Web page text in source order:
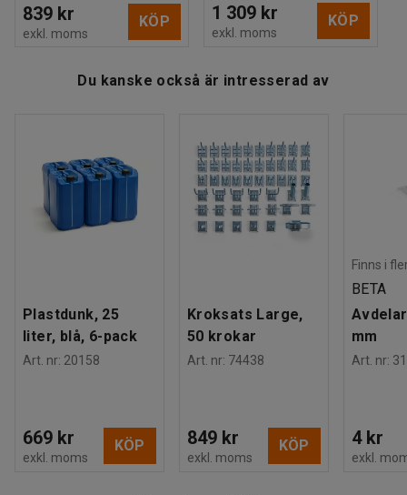
839 kr
exkl. moms
KÖP 1 309 kr
exkl. moms
KÖP
Du kanske också är intresserad av
Plastdunk, 25
liter, blå, 6-pack
Art. nr: 20158
669 kr
exkl. moms
KÖP
Kroksats Large,
50 krokar
Art. nr: 74438
849 kr
exkl. moms
KÖP
Finns i
BETA
mm
Art. nr:
4 kr
exkl.